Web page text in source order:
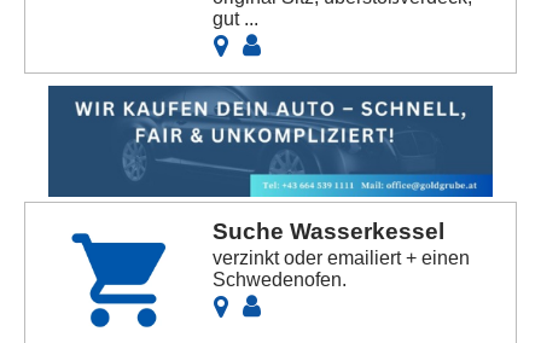
gut ...
Suche Wasserkessel
verzinkt oder emailiert + einen
Schwedenofen.